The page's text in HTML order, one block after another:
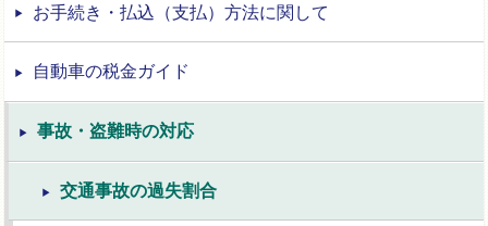
お手続き・払込（支払）方法に関して
自動車の税金ガイド
事故・盗難時の対応
交通事故の過失割合